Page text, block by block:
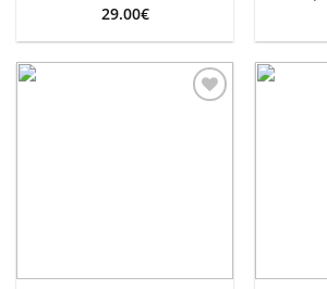
29.00€